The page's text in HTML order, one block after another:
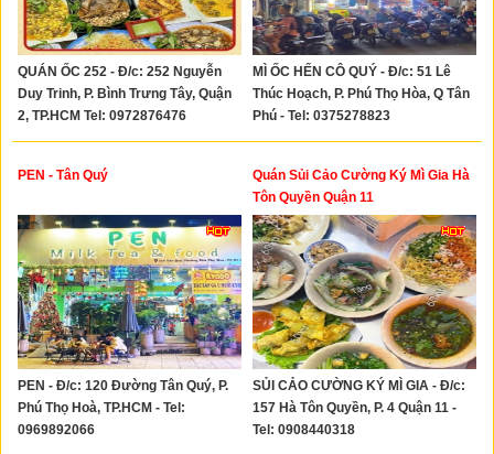
QUÁN ỐC 252 - Đ/c: 252 Nguyễn
Duy Trinh, P. Bình Trưng Tây, Quận
2, TP.HCM Tel: 0972876476
MÌ ỐC HẾN CÔ QUÝ - Đ/c: 51 Lê
Thúc Hoạch, P. Phú Thọ Hòa, Q Tân
Phú - Tel: 0375278823
PEN - Tân Quý
PEN - Đ/c: 120 Đường Tân Quý, P.
Phú Thọ Hoà, TP.HCM - Tel:
0969892066
Quán Sủi Cảo Cường Ký Mì Gia Hà
Tôn Quyền Quận 11
SỦI CẢO CƯỜNG KÝ MÌ GIA - Đ/c:
157 Hà Tôn Quyền, P. 4 Quận 11 -
Tel: 0908440318